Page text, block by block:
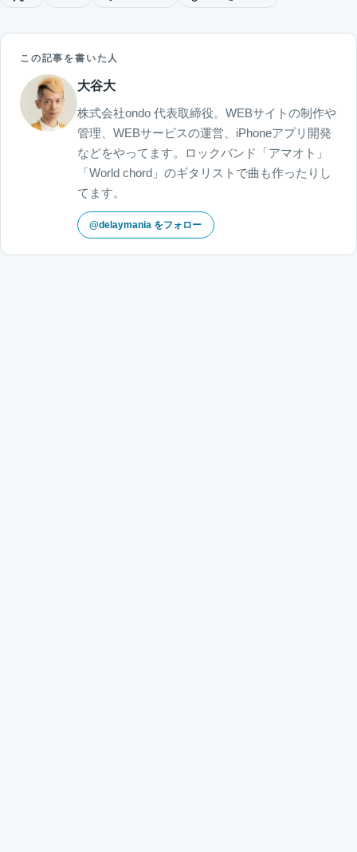
この記事を書いた人
大谷大
株式会社ondo 代表取締役。WEBサイトの制作や
管理、WEBサービスの運営、iPhoneアプリ開発
などをやってます。ロックバンド「アマオト」
「World chord」のギタリストで曲も作ったりし
てます。
@delaymania をフォロー